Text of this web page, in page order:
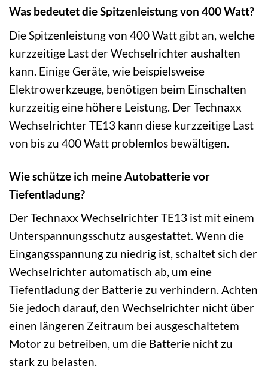
Was bedeutet die Spitzenleistung von 400 Watt?
Die Spitzenleistung von 400 Watt gibt an, welche
kurzzeitige Last der Wechselrichter aushalten
kann. Einige Geräte, wie beispielsweise
Elektrowerkzeuge, benötigen beim Einschalten
kurzzeitig eine höhere Leistung. Der Technaxx
Wechselrichter TE13 kann diese kurzzeitige Last
von bis zu 400 Watt problemlos bewältigen.
Wie schütze ich meine Autobatterie vor
Tiefentladung?
Der Technaxx Wechselrichter TE13 ist mit einem
Unterspannungsschutz ausgestattet. Wenn die
Eingangsspannung zu niedrig ist, schaltet sich der
Wechselrichter automatisch ab, um eine
Tiefentladung der Batterie zu verhindern. Achten
Sie jedoch darauf, den Wechselrichter nicht über
einen längeren Zeitraum bei ausgeschaltetem
Motor zu betreiben, um die Batterie nicht zu
stark zu belasten.